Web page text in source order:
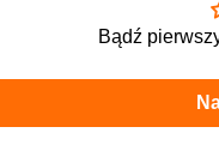
Bądź